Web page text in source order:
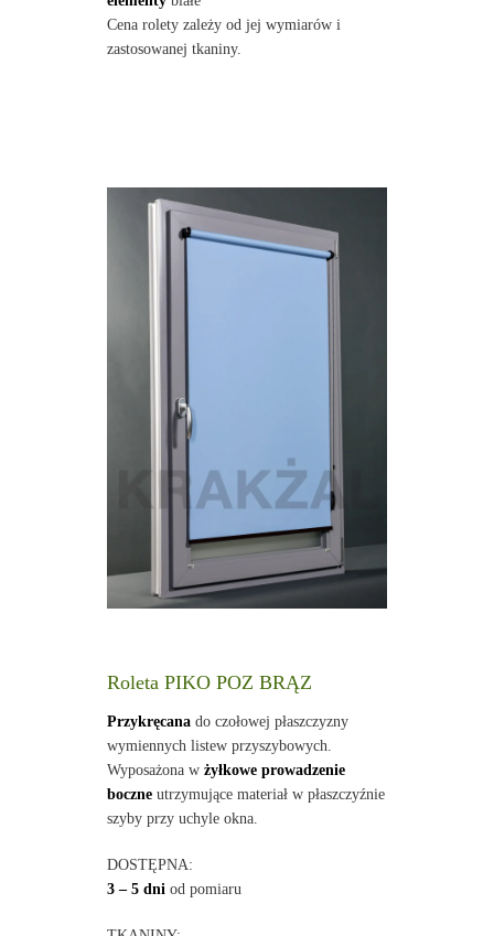
Cena rolety zależy od jej wymiarów i
zastosowanej tkaniny.
Roleta PIKO POZ BRĄZ
Przykręcanado czołowej płaszczyzny
wymiennych listew przyszybowych.
Wyposażona w żyłkowe prowadzenie
boczneutrzymujące materiał w płaszczyźnie
szyby przy uchyle okna.
DOSTĘPNA:
3 – 5 dniod pomiaru